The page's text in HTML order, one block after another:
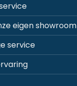
eigen showroom
service